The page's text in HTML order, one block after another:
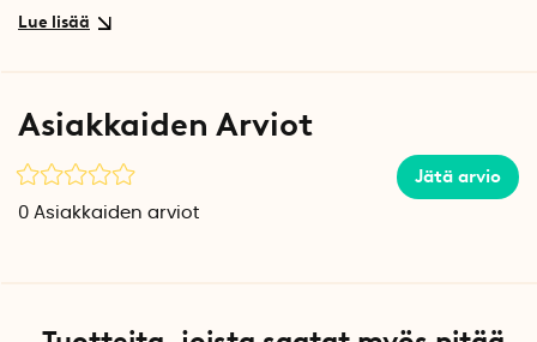
ansiosta voit asettaa aurinkopaneelin aurinkoiseen paikkaan
Akun optimoimiseksi paneeli kannattaa asettaa AUTO-tilaan
talven aikana.
Asiakkaiden Arviot
Jätä arvio
0 Asiakkaiden arviot